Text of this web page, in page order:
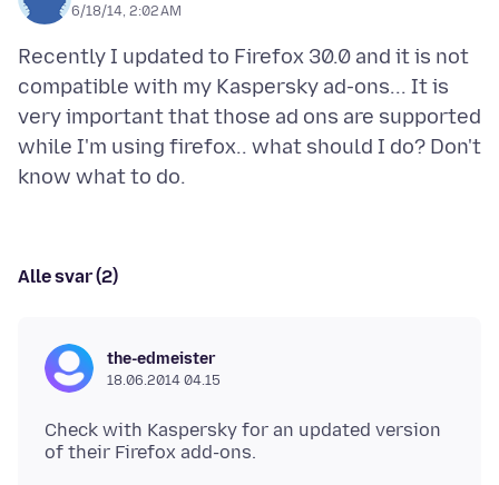
6/18/14, 2:02 AM
Recently I updated to Firefox 30.0 and it is not
compatible with my Kaspersky ad-ons... It is
very important that those ad ons are supported
while I'm using firefox.. what should I do? Don't
Alle svar (2)
the-edmeister
18.06.2014 04.15
Check with Kaspersky for an updated version